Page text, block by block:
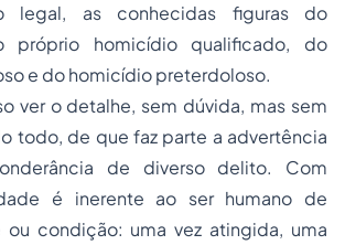
legal, as conhecidas figuras do
próprio homicídio qualificado, do
e do homicídio preterdoloso.
o detalhe, sem dúvida, mas sem
todo, de que faz parte a advertência
de diverso delito. Com
é inerente ao ser humano de
ou condição: uma vez atingida, uma